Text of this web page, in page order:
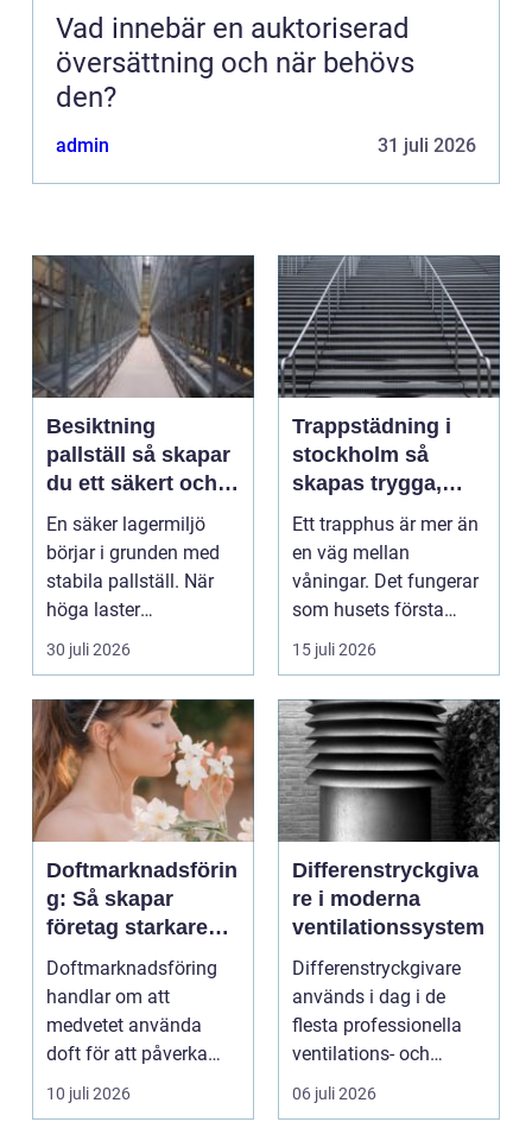
Vad innebär en auktoriserad
översättning och när behövs
den?
admin 31 juli 2026
Besiktning
pallställ så skapar
du ett säkert och
effektivt lager
En säker lagermiljö
börjar i grunden med
stabila pallställ. När
höga laster
kombineras med
trucktraf...
30 juli 2026
Trappstädning i
stockholm så
skapas trygga,
rena och hållbara
trapphus
Ett trapphus är mer än
en väg mellan
våningar. Det fungerar
som husets första
intryck, mötesplats
oc...
15 juli 2026
Doftmarknadsförin
g: Så skapar
företag starkare
kundupplevelser
Doftmarknadsföring
handlar om att
medvetet använda
doft för att påverka
kä...
10 juli 2026
Differenstryckgiva
re i moderna
ventilationssystem
Differenstryckgivare
används i dag i de
flesta professionella
ventilations- och
klimatanlä...
06 juli 2026